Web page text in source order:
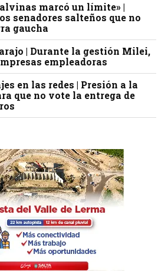
marcó un límite» |
senadores salteños que no
gaucha
| Durante la gestión Milei,
empleadoras
en las redes | Presión a la
que no vote la entrega de